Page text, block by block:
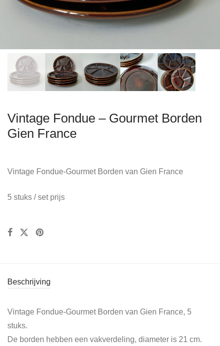
Vintage Fondue – Gourmet Borden
Gien France
Vintage Fondue-Gourmet Borden van Gien France
5 stuks / set prijs
Beschrijving
Vintage Fondue-Gourmet Borden van Gien France, 5
stuks.
De borden hebben een vakverdeling, diameter is 21 cm.